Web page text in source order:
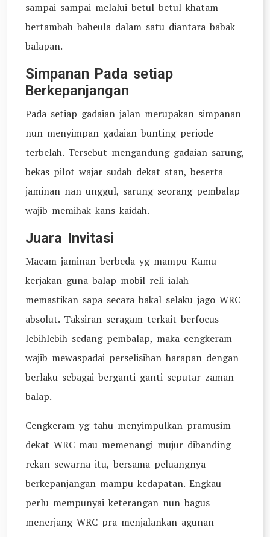
sampai-sampai melalui betul-betul khatam
bertambah baheula dalam satu diantara babak
balapan.
Simpanan Pada setiap
Berkepanjangan
Pada setiap gadaian jalan merupakan simpanan
nun menyimpan gadaian bunting periode
terbelah. Tersebut mengandung gadaian sarung,
bekas pilot wajar sudah dekat stan, beserta
jaminan nan unggul, sarung seorang pembalap
wajib memihak kans kaidah.
Juara Invitasi
Macam jaminan berbeda yg mampu Kamu
kerjakan guna balap mobil reli ialah
memastikan sapa secara bakal selaku jago WRC
absolut. Taksiran seragam terkait berfocus
lebihlebih sedang pembalap, maka cengkeram
wajib mewaspadai perselisihan harapan dengan
berlaku sebagai berganti-ganti seputar zaman
balap.
Cengkeram yg tahu menyimpulkan pramusim
dekat WRC mau memenangi mujur dibanding
rekan sewarna itu, bersama peluangnya
berkepanjangan mampu kedapatan. Engkau
perlu mempunyai keterangan nun bagus
menerjang WRC pra menjalankan agunan